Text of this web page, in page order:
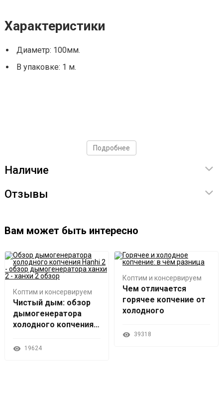
Характеристики
Диаметр: 100мм.
В упаковке: 1 м.
Подробнее
Наличие
Отзывы
Вам может быть интересно
Коптим и консервируем
Чистый дым: обзор
дымогенератора
холодного копчения
19624
Коптим и консервируем
Чем отличается
горячее копчение от
холодного
39318